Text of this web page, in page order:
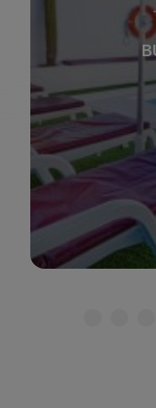
Ciudad
Solo adultos